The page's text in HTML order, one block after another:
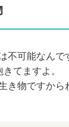
不可能なんで
てますよ。
き物ですから